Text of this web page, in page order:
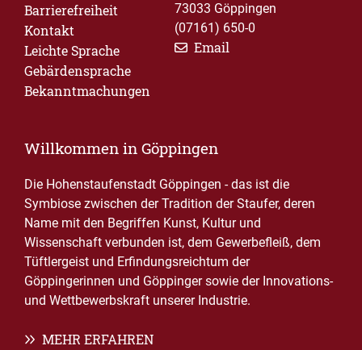
Barrierefreiheit
Kontakt
Leichte Sprache
Gebärdensprache
Bekanntmachungen
73033 Göppingen
(07161) 650-0
Email
Willkommen in Göppingen
Die Hohenstaufenstadt Göppingen - das ist die
Symbiose zwischen der Tradition der Staufer, deren
Name mit den Begriffen Kunst, Kultur und
Wissenschaft verbunden ist, dem Gewerbefleiß, dem
Tüftlergeist und Erfindungsreichtum der
Göppingerinnen und Göppinger sowie der Innovations-
und Wettbewerbskraft unserer Industrie.
MEHR ERFAHREN